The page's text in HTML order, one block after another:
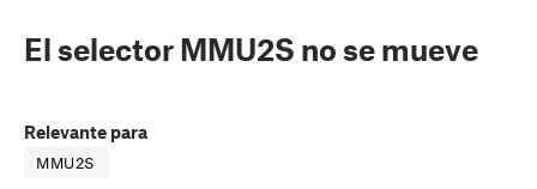
El selector MMU2S no se mueve
Relevante para
MMU2S